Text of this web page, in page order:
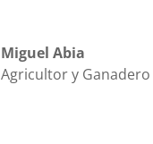
Miguel Abia
Agricultor y Ganadero